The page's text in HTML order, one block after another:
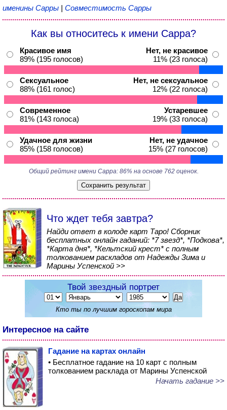
именины Сарры | Совместимость Сарры
Как вы относитесь к имени Сарра?
Красивое имя
89% (195 голосов)
Нет, не красивое
11% (23 голоса)
Сексуальное
88% (161 голос)
Нет, не сексуальное
12% (22 голоса)
Современное
81% (143 голоса)
Устаревшее
19% (33 голоса)
Удачное для жизни
85% (158 голосов)
Нет, не удачное
15% (27 голосов)
Общий рейтинг имени Сарра: 86% на основе 762 оценок.
Что ждет тебя завтра?
Найди ответ в колоде карт Таро! Сборник
бесплатных онлайн гаданий: *7 звезд*, *Подкова*,
*Карта дня*, *Кельтский крест* с полным
толкованием раскладов от Надежды Зима и
Марины Успенской >>
Твой звездный портрет
Кто ты по лучшим гороскопам мира
Интересное на сайте
Гадание на картах онлайн
• Бесплатное гадание на 10 карт с полным
толкованием расклада от Марины Успенской
Начать гадание >>